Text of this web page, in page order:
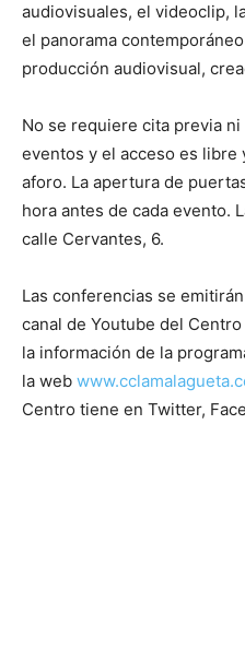
audiovisuales, el videoclip,
el panorama
producción audiovisual,
No se requiere cita previa
eventos y el acceso es
aforo. La apertura de
hora antes de cada evento.
calle Cervantes, 6.
Las conferencias se
canal de Youtube del
la información de la
la web
Centro tiene en Twitter,